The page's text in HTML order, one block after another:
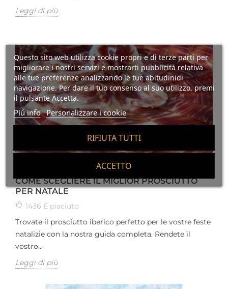
Questo sito web utilizza cookie propri e di terze parti per
migliorare i nostri servizi e mostrarti pubblicità relativa
alle tue preferenze analizzando le tue abitudinidi
navigazione. Per dare il tuo consenso al suo utilizzo, premi
il pulsante Accetta.
Piú info Personalizzare i cookie
RIFIUTA TUTTI
ACCETTO
Leggi di più
COME SCEGLIERE IL MIGLIOR PROSCIUTTO
PER NATALE
1436 È piaciuto
Trovate il prosciutto iberico perfetto per le vostre feste
natalizie con la nostra guida completa. Rendete il
vostro...
Leggi di più